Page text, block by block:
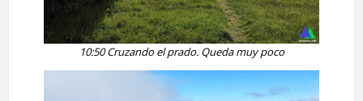
10:50 Cruzando el prado. Queda muy poco